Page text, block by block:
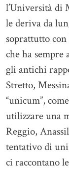
l’Università di
le deriva da
soprattutto
che ha
gli antichi
Stretto,
“unicum”,
utilizzare una
Reggio,
tentativo di
ci raccontano